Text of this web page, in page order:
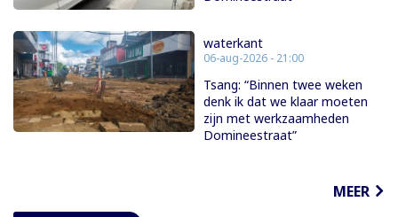
waterkant
06-aug-2026 - 21:00
Tsang: “Binnen twee weken
denk ik dat we klaar moeten
zijn met werkzaamheden
Domineestraat”
MEER